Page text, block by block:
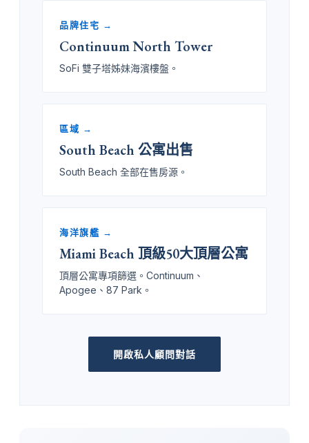
品牌住宅 →
Continuum North Tower
SoFi 雙子塔姊妹海濱樓盤。
區域 →
South Beach 公寓出售
South Beach 全部在售房源。
海洋旗艦 →
Miami Beach 頂級50大頂層公寓
頂層公寓專項篩選。Continuum、
Apogee、87 Park。
開啟私人顧問對話